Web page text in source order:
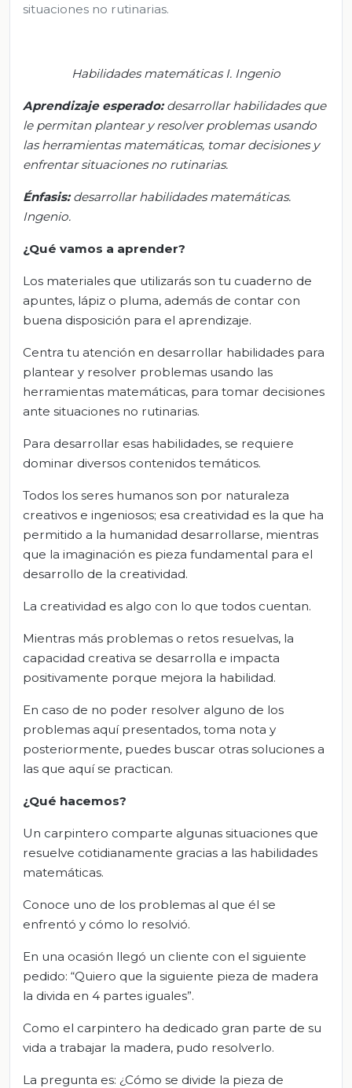
situaciones no rutinarias.
Habilidades matemáticas I. Ingenio
Aprendizaje esperado: desarrollar habilidades que
le permitan plantear y resolver problemas usando
las herramientas matemáticas, tomar decisiones y
enfrentar situaciones no rutinarias.
Énfasis: desarrollar habilidades matemáticas.
Ingenio.
¿Qué vamos a aprender?
Los materiales que utilizarás son tu cuaderno de
apuntes, lápiz o pluma, además de contar con
buena disposición para el aprendizaje.
Centra tu atención en desarrollar habilidades para
plantear y resolver problemas usando las
herramientas matemáticas, para tomar decisiones
ante situaciones no rutinarias.
Para desarrollar esas habilidades, se requiere
dominar diversos contenidos temáticos.
Todos los seres humanos son por naturaleza
creativos e ingeniosos; esa creatividad es la que ha
permitido a la humanidad desarrollarse, mientras
que la imaginación es pieza fundamental para el
desarrollo de la creatividad.
La creatividad es algo con lo que todos cuentan.
Mientras más problemas o retos resuelvas, la
capacidad creativa se desarrolla e impacta
positivamente porque mejora la habilidad.
En caso de no poder resolver alguno de los
problemas aquí presentados, toma nota y
posteriormente, puedes buscar otras soluciones a
las que aquí se practican.
¿Qué hacemos?
Un carpintero comparte algunas situaciones que
resuelve cotidianamente gracias a las habilidades
matemáticas.
Conoce uno de los problemas al que él se
enfrentó y cómo lo resolvió.
En una ocasión llegó un cliente con el siguiente
pedido: “Quiero que la siguiente pieza de madera
la divida en 4 partes iguales”.
Como el carpintero ha dedicado gran parte de su
vida a trabajar la madera, pudo resolverlo.
La pregunta es: ¿Cómo se divide la pieza de